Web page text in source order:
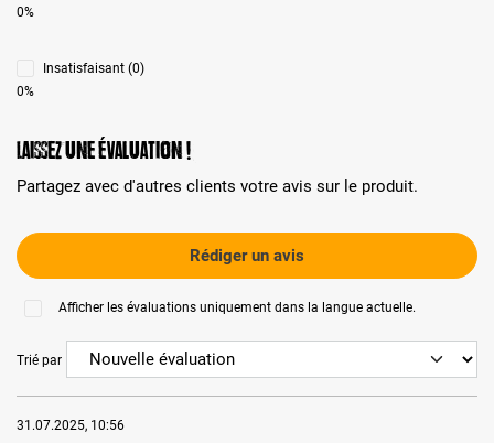
0%
Insatisfaisant (0)
0%
Laissez une évaluation !
Partagez avec d'autres clients votre avis sur le produit.
Rédiger un avis
Afficher les évaluations uniquement dans la langue actuelle.
Trié par
31.07.2025, 10:56